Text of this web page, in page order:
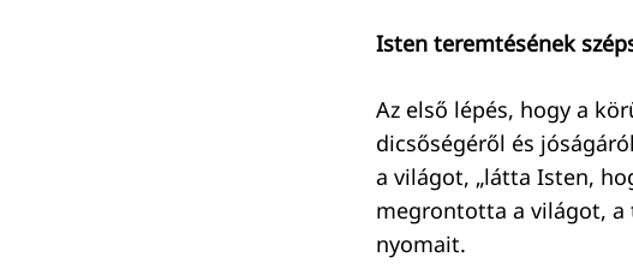
Isten teremtésének
Az első lépés, hogy a
dicsőségéről és
a világot, „látta Isten,
megrontotta a világot, a
nyomait.